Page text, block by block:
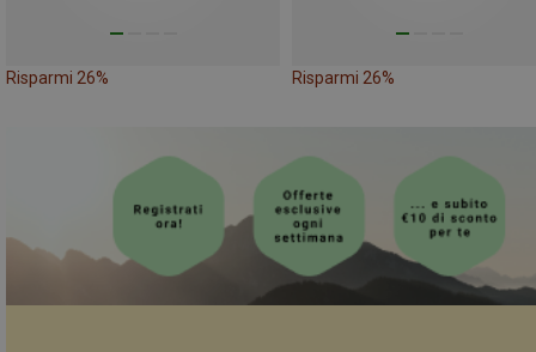
Risparmi 26% Risparmi 26%